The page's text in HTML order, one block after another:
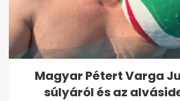
Magyar Pétert Varga
súlyáról és az